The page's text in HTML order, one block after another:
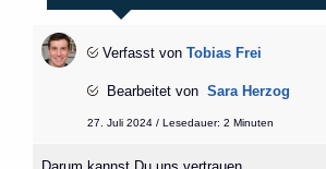
Verfasst von Tobias Frei
Bearbeitet von Sara Herzog
27. Juli 2024 / Lesedauer: 2 Minuten